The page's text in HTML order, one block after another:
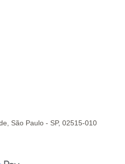
São Paulo - SP, 02515-010